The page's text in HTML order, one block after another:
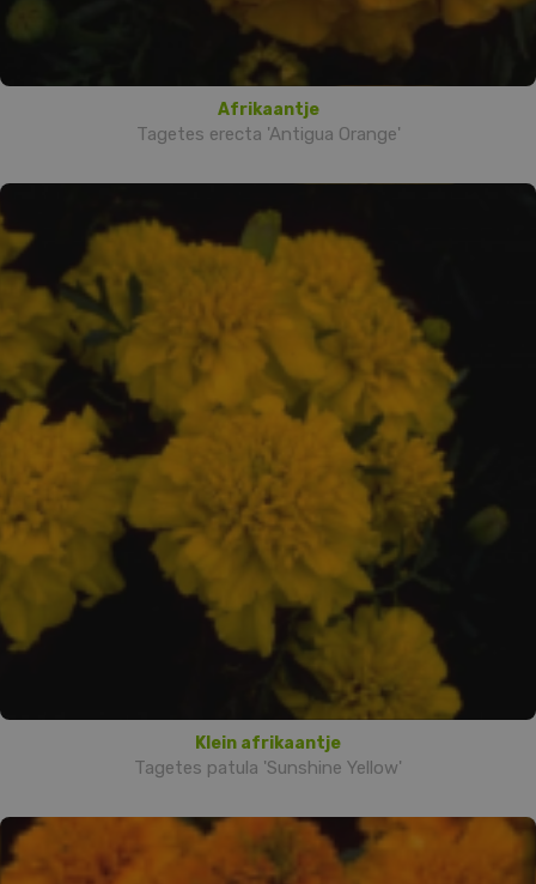
Afrikaantje
Tagetes erecta 'Antigua Orange'
Klein afrikaantje
Tagetes patula 'Sunshine Yellow'